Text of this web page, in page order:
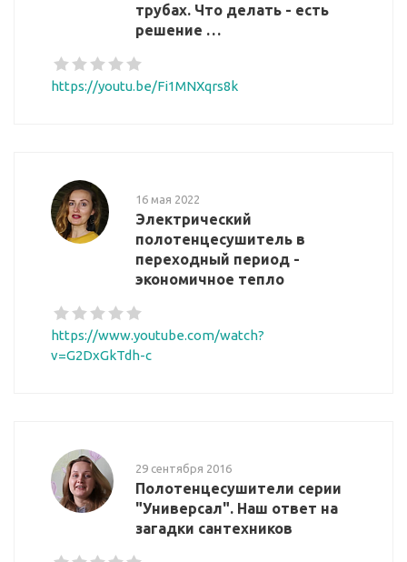
трубах. Что делать - есть
решение …
https://youtu.be/Fi1MNXqrs8k
16 мая 2022
Электрический
полотенцесушитель в
переходный период -
экономичное тепло
https://www.youtube.com/watch?
v=G2DxGkTdh-c
29 сентября 2016
Полотенцесушители серии
"Универсал". Наш ответ на
загадки сантехников